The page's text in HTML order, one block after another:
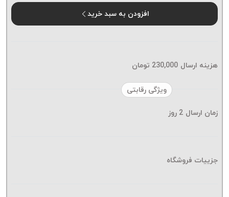
موم پی
بدون
موم
زتا
KORD
بدون
افزودن به سبد خرید
ویژگی رقابتی
هزینه ارسال 230,000 تومان
زمان ارسال 2 روز
جزییات فروشگاه